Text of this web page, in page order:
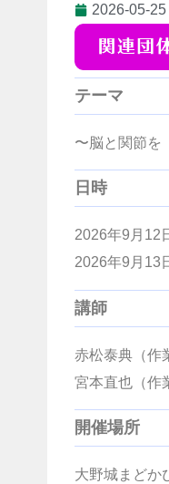
2026-05-25
テーマ
〜脳と関節を
日時
2026年9月12
2026年9月13
講師
赤松泰典（作
宮本直也（作
開催場所
大野城まどか